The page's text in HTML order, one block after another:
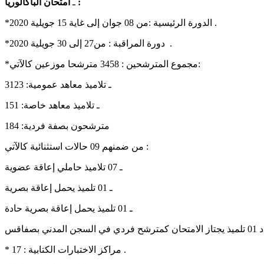
*الدورة الرئيسية :من 08 جوان إلى غاية 15 جويلية 2020 .
*دورة المراقبة : من27 إلى 30 جويلية 2020 .
*مجموع المترشحين : 3458 مترشحا موزعين كالآتي:
ـ تلاميذ معاهد عمومية: 3123
ـ تلاميذ معاهد خاصة: 151
مترشحون بصفة فردية: 184
من ضمنهم 09 حالات استثنائية كالآتي :
ـ 07 تلاميذ حاملي إعاقة عضوية
ـ 01 تلميذ يحمل إعاقة بصرية
ـ 01 تلميذ يحمل إعاقة بصرية حادة
* مراكز الاختبارات الكتابية : 17 .